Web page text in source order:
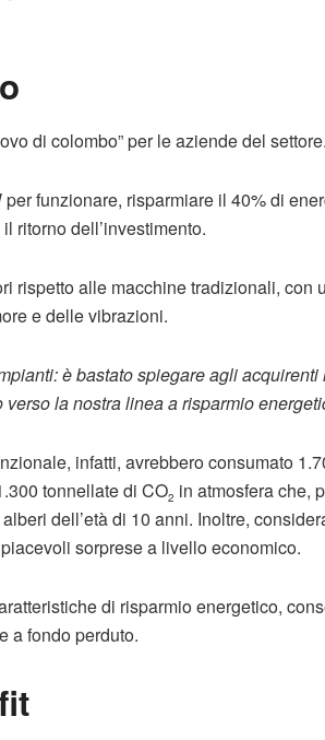
di colombo” per le aziende del
funzionare, risparmiare il 40% di
ritorno dell’investimento.
rispetto alle macchine tradizionali, con
e delle vibrazioni.
è bastato spiegare agli
la nostra linea a risparmio
infatti, avrebbero consumato
tonnellate di CO2 in atmosfera che,
dell’età di 10 anni. Inoltre,
sorprese a livello economico.
di risparmio energetico,
a fondo perduto.